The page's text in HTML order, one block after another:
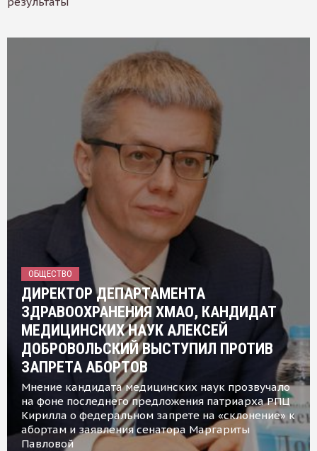
ОБЩЕСТВО
ДИРЕКТОР ДЕПАРТАМЕНТА
ЗДРАВООХРАНЕНИЯ ХМАО, КАНДИДАТ
МЕДИЦИНСКИХ НАУК АЛЕКСЕЙ
ДОБРОВОЛЬСКИЙ ВЫСТУПИЛ ПРОТИВ
ЗАПРЕТА АБОРТОВ
Мнение кандидата медицинских наук прозвучало
на фоне последнего предложения патриарха РПЦ
Кирилла о федеральном запрете на «склонение» к
абортам и заявления сенатора Маргариты
Павловой